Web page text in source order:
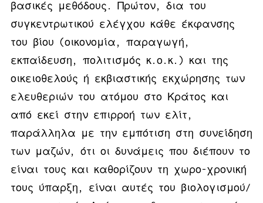
βασικές μεθόδους. Πρώτον, δια του
συγκεντρωτικού ελέγχου κάθε έκφανσης
του βίου (οικονομία, παραγωγή,
εκπαίδευση, πολιτισμός κ.ο.κ.) και της
οικειοθελούς ή εκβιαστικής εκχώρησης των
ελευθεριών του ατόμου στο Κράτος και
από εκεί στην επιρροή των ελίτ,
παράλληλα με την εμπότιση στη συνείδηση
των μαζών, ότι οι δυνάμεις που διέπουν το
είναι τους και καθορίζουν τη χωρο-χρονική
τους ύπαρξη, είναι αυτές του βιολογισμού/